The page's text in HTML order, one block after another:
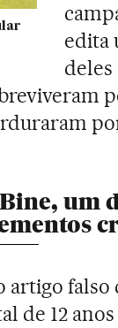
edita
deles
Bine, um
artigo
de 12